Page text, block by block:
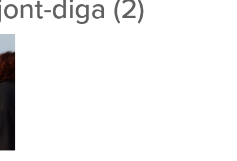
diga (2)